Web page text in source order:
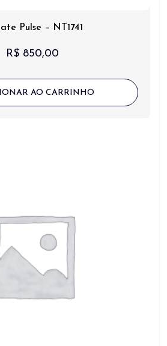
Pulse – NT1741
R$ 850,00
AO CARRINHO